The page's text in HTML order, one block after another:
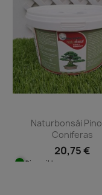
Naturbonsái
Coniferas
20,75 €
Disponible